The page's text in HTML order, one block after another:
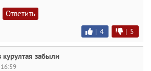
Ответить
| 4 | 5
курултая забыли